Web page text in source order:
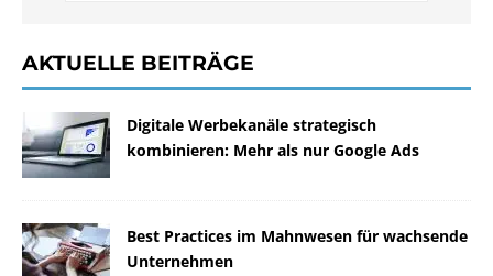
AKTUELLE BEITRÄGE
Digitale Werbekanäle strategisch
kombinieren: Mehr als nur Google Ads
Best Practices im Mahnwesen für wachsende
Unternehmen